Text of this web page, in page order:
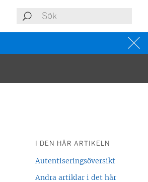
I DEN HÄR ARTIKELN
Autentiseringsöversikt
Andra artiklar i det här